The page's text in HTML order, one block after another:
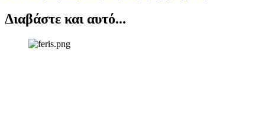
Διαβάστε και αυτό...